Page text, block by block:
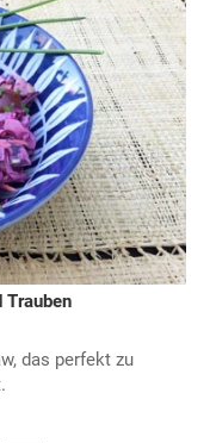
Trauben
das perfekt zu